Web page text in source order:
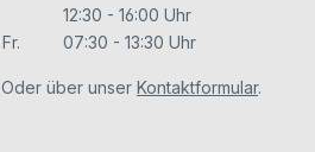
12:30 - 16:00 Uhr
Fr.
07:30 - 13:30 Uhr
Oder über unser Kontaktformular.